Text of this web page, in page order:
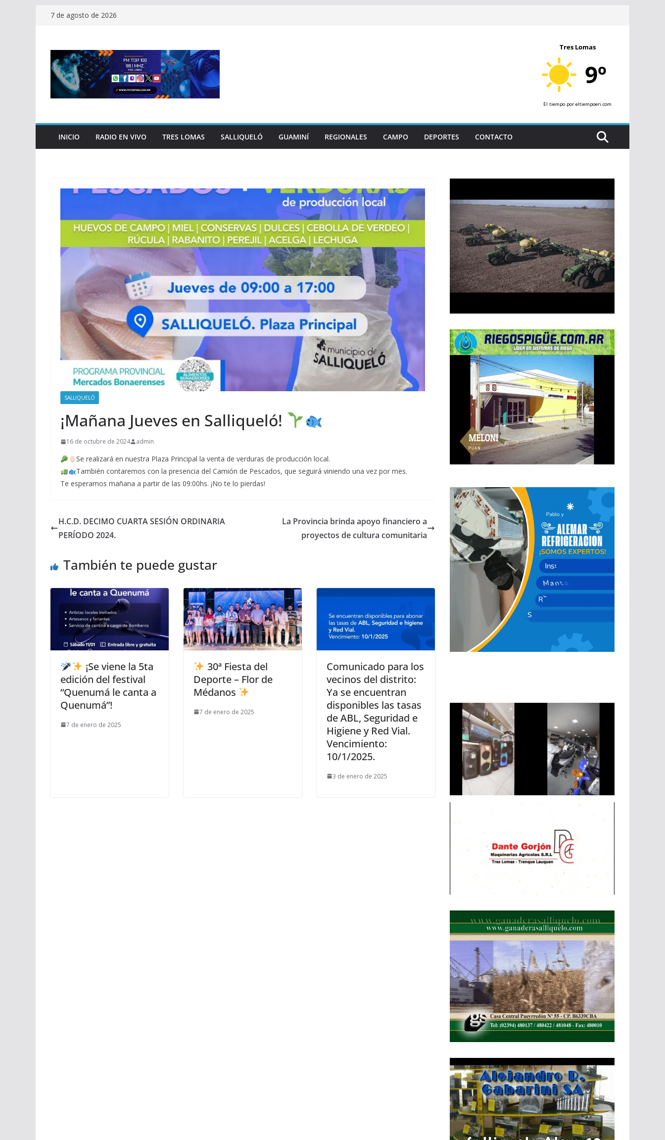
Saltar7 de agosto de 2026
Tres Lomas
9º
El tiempo por eltiempoen.com
INICIO RADIO EN VIVO TRES LOMAS SALLIQUELÓ GUAMINÍ REGIONALES CAMPO DEPORTES CONTACTO
SALLIQUELÓ
¡Mañana Jueves en Salliqueló!
16 de octubre de 2024 admin
Se realizará en nuestra Plaza Principal la venta de verduras de producción local.
También contaremos con la presencia del Camión de Pescados, que seguirá viniendo una vez por mes.
Te esperamos mañana a partir de las 09:00hs. ¡No te lo pierdas!
H.C.D. DECIMO CUARTA SESIÓN ORDINARIA
PERÍODO 2024.
La Provincia brinda apoyo financiero a
proyectos de cultura comunitaria
También te puede gustar
¡Se viene la 5ta
edición del festival
“Quenumá le canta a
Quenumá”!
7 de enero de 2025
30ª Fiesta del
Deporte – Flor de
Médanos
7 de enero de 2025
Comunicado para los
vecinos del distrito:
Ya se encuentran
disponibles las tasas
de ABL, Seguridad e
Higiene y Red Vial.
Vencimiento:
10/1/2025.
3 de enero de 2025